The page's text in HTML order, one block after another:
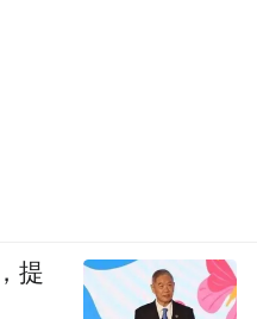
提